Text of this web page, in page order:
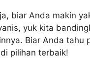
biar Anda makin
yuk kita
Biar Anda tahu
pilihan terbaik!